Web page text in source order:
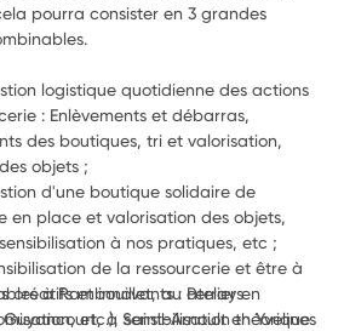
pourra consister en 3 grandes
logistique quotidienne des actions
: Enlèvements et débarras,
des boutiques, tri et valorisation,
objets ;
d'une boutique solidaire de
en place et valorisation des objets,
à nos pratiques, etc ;
de la ressourcerie et être à
créatifs et innovants : ateliers
etc.), sensibilisation théorique
à Rambouillet, au Perray en
Guyancourt, à Saint-Arnoult en Yvelines